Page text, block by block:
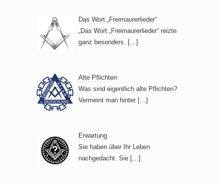
e
a
v
a
Das Wort „Freimaurerlieder“
„Das Wort „Freimaurerlieder“ reizte
ganz besonders. […]
Alte Pflichten
Was sind eigentlich alte Pflichten?
Vermeint man hinter […]
Erwartung
Sie haben über Ihr Leben
nachgedacht. Sie […]